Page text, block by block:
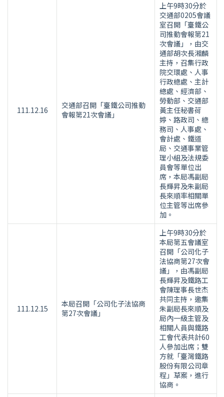
111.12.16
交通部召開「臺鐵公司推動
會報第21次會議」
上午9時30分於
交通部0205會議
室召開「臺鐵公
司推動會報第21
次會議」，由交
通部胡次長湘麟
主持，召集行政
院交環處、人事
行政總處、主計
總處、經濟部、
勞動部、交通部
黃主任秘書荷
婷、路政司、總
務司、人事處、
會計處、鐵道
局、交通事業管
理小組及法規委
員會等單位出
席，本局馮副局
長輝昇及朱副局
長來順率相關單
位主管等出席參
加。
111.12.15
本局召開「公司化子法協商
第27次會議」
上午9時30分於
本局第五會議室
召開「公司化子
法協商第27次會
議」，由馮副局
長輝昇及鐵路工
會陳理事長世杰
共同主持，邀集
朱副局長來順及
局內一級主管及
相關人員與鐵路
工會代表共計60
人參加出席；雙
方就「臺灣鐵路
股份有限公司章
程」草案，進行
協商。